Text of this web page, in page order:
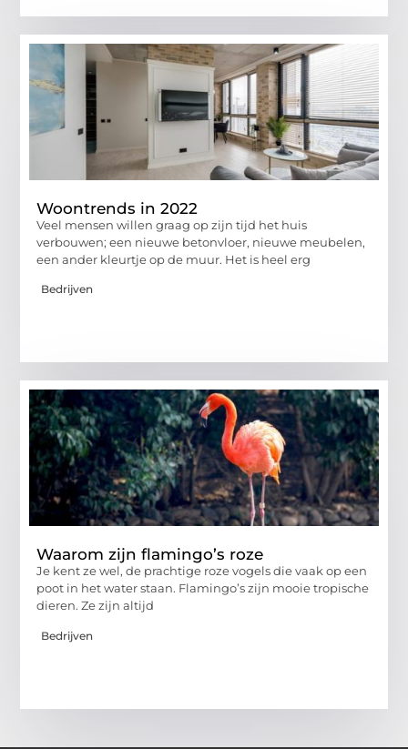
Woontrends in 2022
Veel mensen willen graag op zijn tijd het huis
verbouwen; een nieuwe betonvloer, nieuwe meubelen,
een ander kleurtje op de muur. Het is heel erg
Bedrijven
Waarom zijn flamingo’s roze
Je kent ze wel, de prachtige roze vogels die vaak op een
poot in het water staan. Flamingo’s zijn mooie tropische
dieren. Ze zijn altijd
Bedrijven